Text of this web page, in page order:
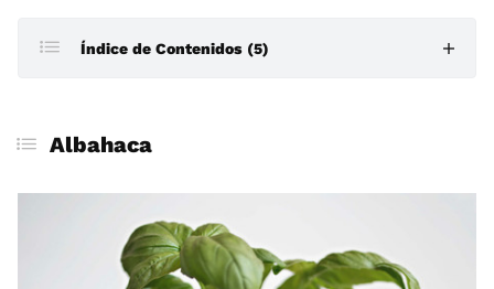
Índice de Contenidos (5)
Tomillo
Romero
Orégano
Cebollino
Albahaca